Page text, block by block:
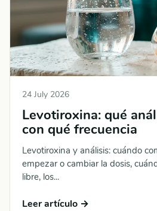
24 July 2026
Levotiroxina: qué
con qué frecuencia
Levotiroxina y análisis: cuándo
empezar o cambiar la dosis,
libre, los...
Leer artículo →